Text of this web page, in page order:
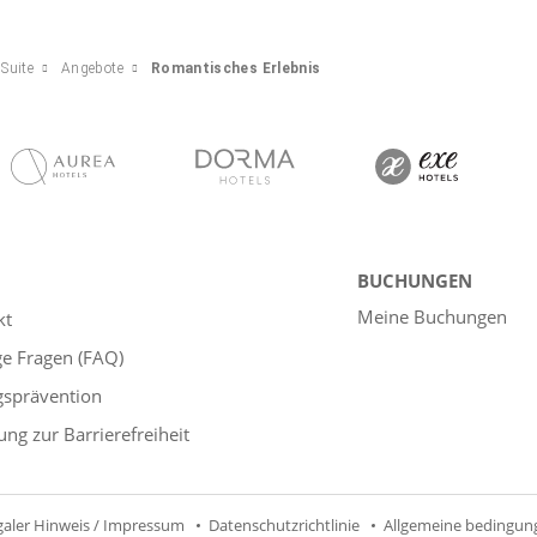
Angebote Romantisches Erlebnis
Fragen (FAQ)
zur Barrierefreiheit
BUCHUNGEN
Meine Buchungen
Hinweis / Impressum Datenschutzrichtlinie Allgemeine